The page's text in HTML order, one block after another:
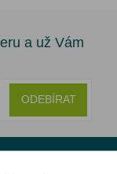
a už Vám
ODEBÍRAT